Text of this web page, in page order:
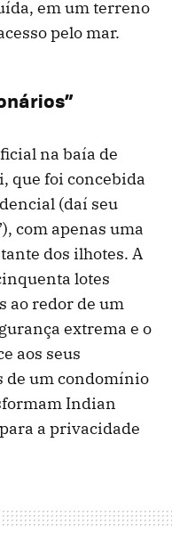
em um terreno
pelo mar.
na baía de
que foi concebida
(daí seu
com apenas uma
dos ilhotes. A
lotes
ao redor de um
extrema e o
aos seus
de um condomínio
Indian
a privacidade